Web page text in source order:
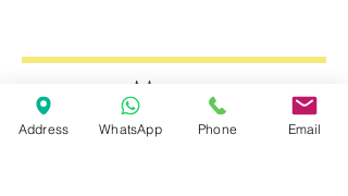
Marcas
Address WhatsApp Phone Email